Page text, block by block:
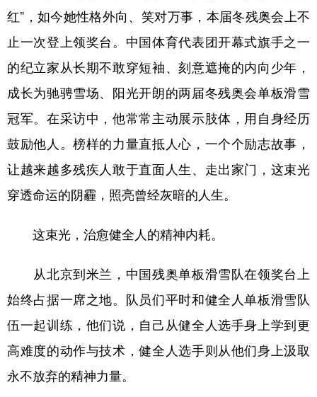
红”，如今她性格外向、笑对万事，本届冬残奥会上不
止一次登上领奖台。中国体育代表团开幕式旗手之一
的纪立家从长期不敢穿短袖、刻意遮掩的内向少年，
成长为驰骋雪场、阳光开朗的两届冬残奥会单板滑雪
冠军。在采访中，他常常主动展示肢体，用自身经历
鼓励他人。榜样的力量直抵人心，一个个励志故事，
让越来越多残疾人敢于直面人生、走出家门，这束光
穿透命运的阴霾，照亮曾经灰暗的人生。
这束光，治愈健全人的精神内耗。
从北京到米兰，中国残奥单板滑雪队在领奖台上
始终占据一席之地。队员们平时和健全人单板滑雪队
伍一起训练，他们说，自己从健全人选手身上学到更
高难度的动作与技术，健全人选手则从他们身上汲取
永不放弃的精神力量。